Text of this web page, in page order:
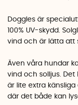
Doggles är
100% UV-skydd.
vind och är lätta att
Även våra hundar
vind och solljus.
är lite extra
där det både kan